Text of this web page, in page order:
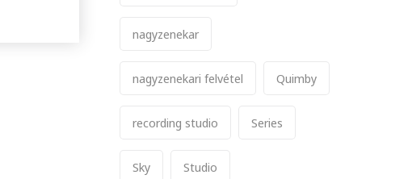
nagyzenekar
nagyzenekari felvétel Quimby
recording studio Series
Sky Studio